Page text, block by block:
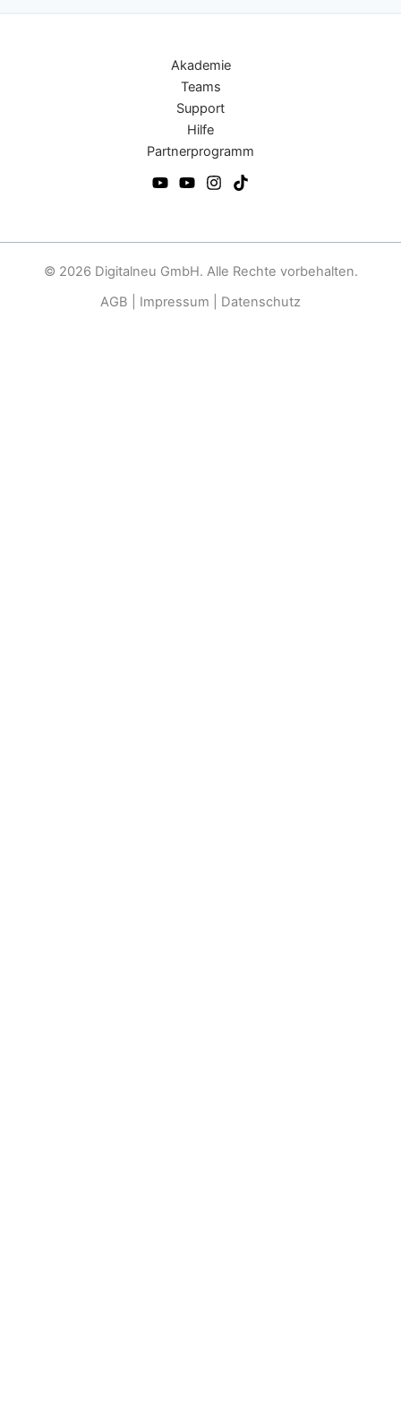
Akademie
Teams
Support
Hilfe
Partnerprogramm
© 2026 Digitalneu GmbH. Alle Rechte vorbehalten.
AGB
Impressum Datenschutz